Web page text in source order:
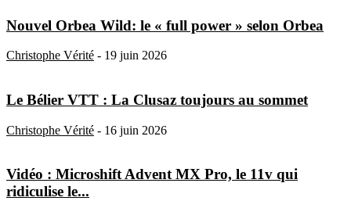
Nouvel Orbea Wild: le « full power » selon Orbea
Christophe Vérité - 19 juin 2026
Le Bélier VTT : La Clusaz toujours au sommet
Christophe Vérité - 16 juin 2026
Vidéo : Microshift Advent MX Pro, le 11v qui
ridiculise le...